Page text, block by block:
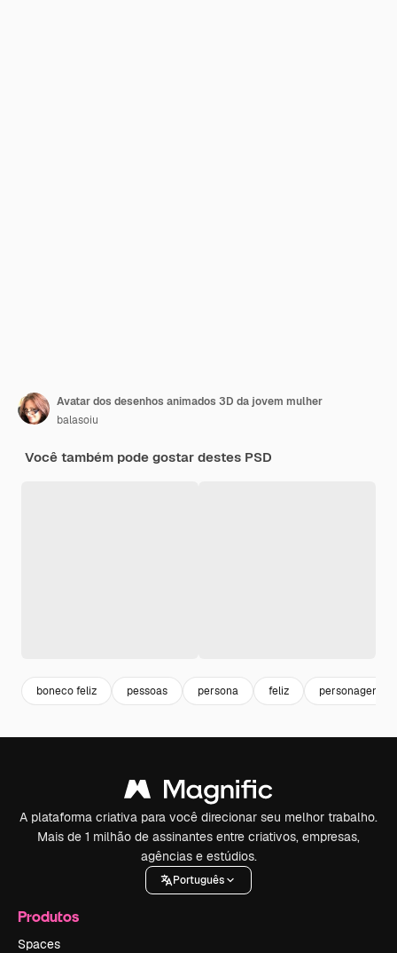
Avatar dos desenhos animados 3D da jovem mulher
balasoiu
Você também pode gostar destes PSD
boneco feliz pessoas persona feliz personagens
A plataforma criativa para você direcionar seu melhor trabalho.
Mais de 1 milhão de assinantes entre criativos, empresas,
agências e estúdios.
Português
Produtos
Spaces